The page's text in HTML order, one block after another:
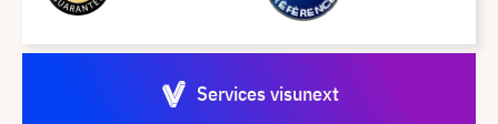
Services visunext